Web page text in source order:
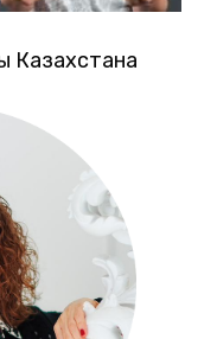
Казахстана